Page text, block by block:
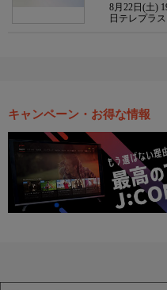
8月22日(土)
日テレプラ
キャンペーン・お得な情報